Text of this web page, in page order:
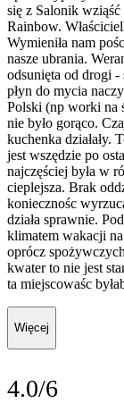
się z Salonik
Rainbow.
Wymieniła nam
nasze ubrania.
odsunięta od drogi -
płyn do mycia
Polski (np worki na
nie było gorąco.
kuchenka działały.
jest wszędzie po
najczęściej była w
cieplejsza. Brak
koniecznośc
działa sprawnie.
klimatem wakacji
oprócz
kwater to nie jest
ta miejscowaśc
Więcej
4.0/6